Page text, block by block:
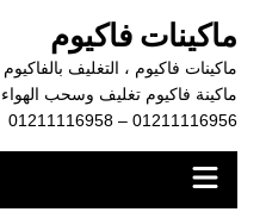
المحتوى
ماكينات فاكيوم
ماكينات فاكيوم ، التغليف
01211116956 – 01211116958